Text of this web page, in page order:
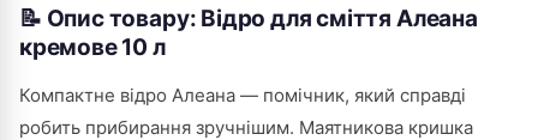
📝 Опис товару: Відро для сміття Алеана
кремове 10 л
Компактне відро Алеана — помічник, який справді
робить прибирання зручнішим. Маятникова кришка